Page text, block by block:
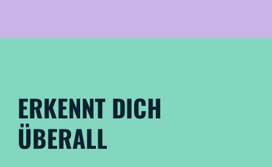
ERKENNT DICH
ÜBERALL